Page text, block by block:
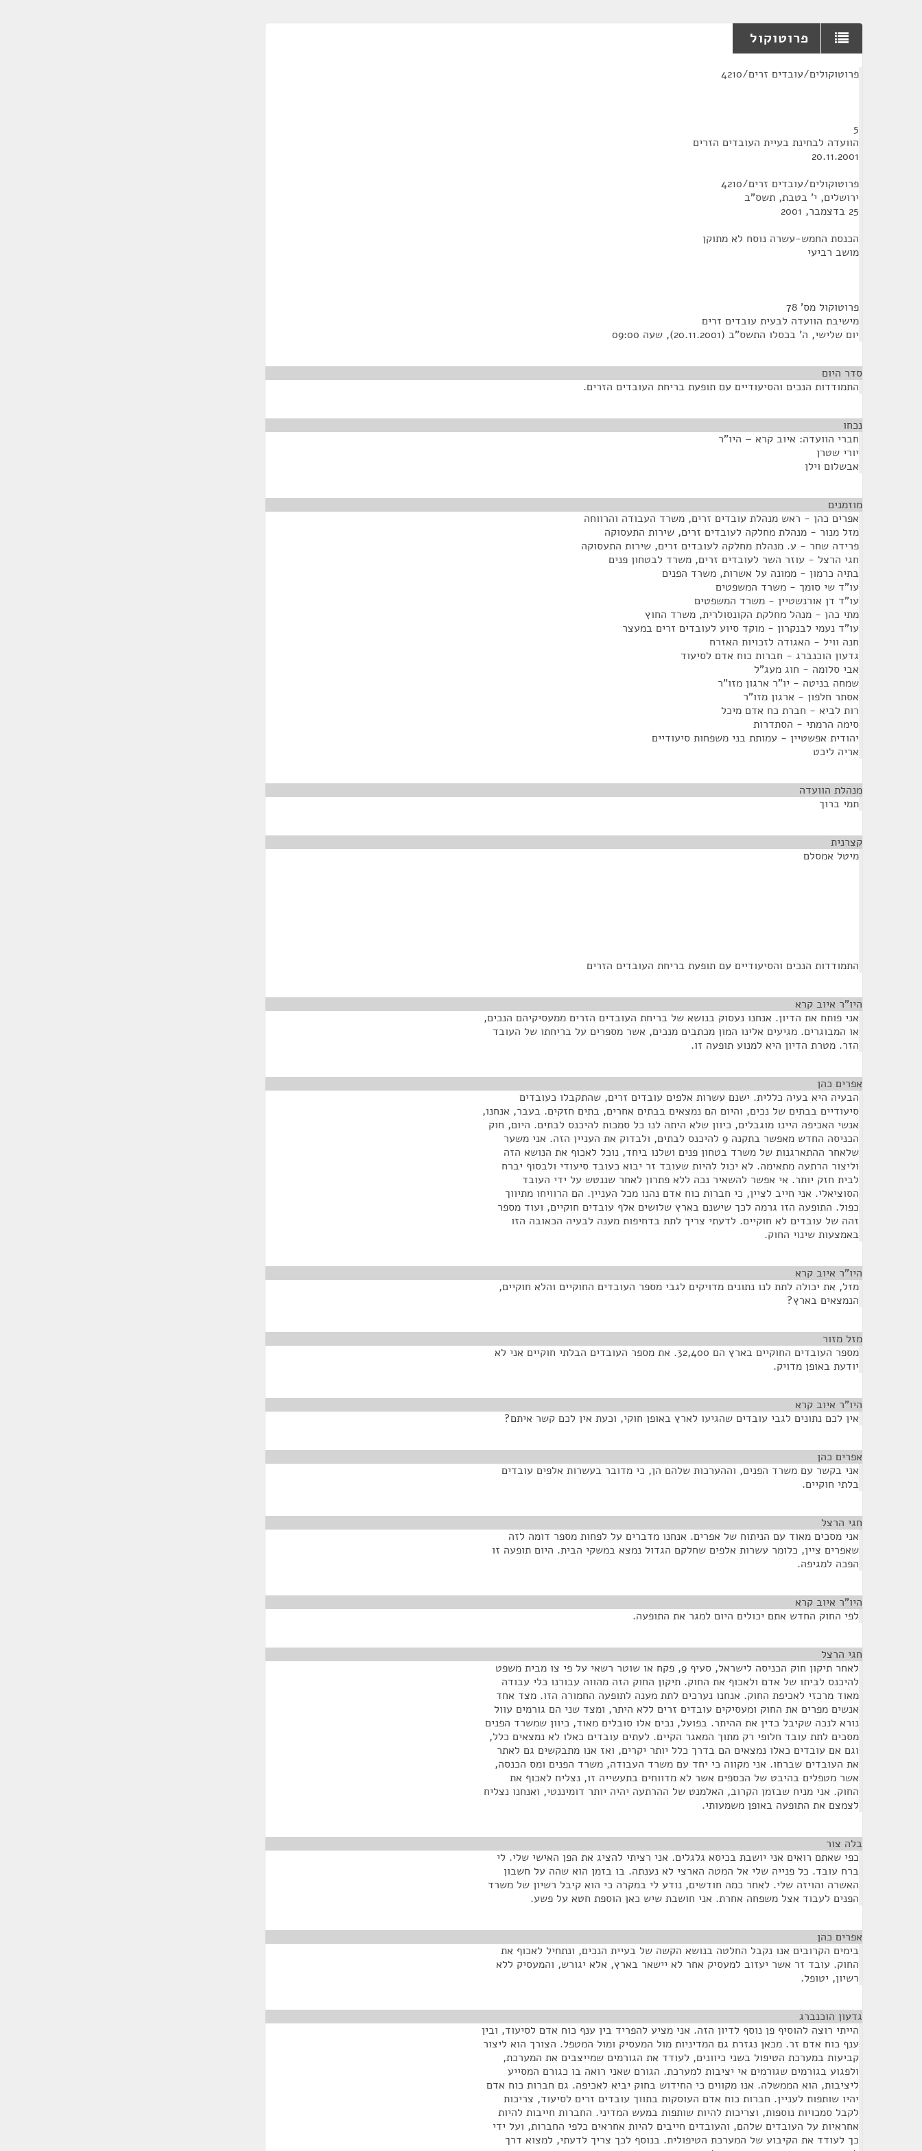
פרוטוקול
פרוטוקולים/עובדים זרים/4210
5
הוועדה לבחינת בעיית העובדים הזרים
20.11.2001
פרוטוקולים/עובדים זרים/4210
ירושלים, י' בטבת, תשס"ב
25 בדצמבר, 2001
הכנסת החמש-עשרה נוסח לא מתוקן
מושב רביעי
פרוטוקול מס' 78
מישיבת הוועדה לבעית עובדים זרים
יום שלישי, ה' בכסלו התשס"ב (20.11.2001), שעה 09:00
סדר היום
התמודדות הנכים והסיעודיים עם תופעת בריחת העובדים הזרים.
נכחו
חברי הוועדה: איוב קרא – היו"ר
יורי שטרן
אבשלום וילן
מוזמנים
אפרים כהן - ראש מנהלת עובדים זרים, משרד העבודה והרווחה
מזל מנור - מנהלת מחלקה לעובדים זרים, שירות התעסוקה
פרידה שחר - ע. מנהלת מחלקה לעובדים זרים, שירות התעסוקה
חגי הרצל - עוזר השר לעובדים זרים, משרד לבטחון פנים
בתיה כרמון - ממונה על אשרות, משרד הפנים
עו"ד שי סומך - משרד המשפטים
עו"ד דן אורנשטיין - משרד המשפטים
מתי כהן - מנהל מחלקת הקונסולרית, משרד החוץ
עו"ד נעמי לבנקרון - מוקד סיוע לעובדים זרים במעצר
חנה וויל - האגודה לזכויות האזרח
גדעון הוכנברג - חברות כוח אדם לסיעוד
אבי סלומה - חוג מעג"ל
שמחה בניטה - יו"ר ארגון מזו"ר
אסתר חלפון - ארגון מזו"ר
רות לביא - חברת כח אדם מיכל
סימה הרמתי - הסתדרות
יהודית אפשטיין - עמותת בני משפחות סיעודיים
אריה ליכט
מנהלת הוועדה
תמי ברוך
קצרנית
מיטל אמסלם
התמודדות הנכים והסיעודיים עם תופעת בריחת העובדים הזרים
היו”ר איוב קרא
אני פותח את הדיון. אנחנו נעסוק בנושא של בריחת העובדים הזרים ממעסיקיהם הנכים,
או המבוגרים. מגיעים אלינו המון מכתבים מנכים, אשר מספרים על בריחתו של העובד
הזר. מטרת הדיון היא למנוע תופעה זו.
אפרים כהן
הבעיה היא בעיה כללית. ישנם עשרות אלפים עובדים זרים, שהתקבלו כעובדים
סיעודיים בבתים של נכים, והיום הם נמצאים בבתים אחרים, בתים חזקים. בעבר, אנחנו,
אנשי האכיפה היינו מוגבלים, כיוון שלא היתה לנו כל סמכות להיכנס לבתים. היום, חוק
הכניסה החדש מאפשר בתקנה 9 להיכנס לבתים, ולבדוק את העניין הזה. אני משער
שלאחר ההתארגנות של משרד בטחון פנים ושלנו ביחד, נוכל לאכוף את הנושא הזה
וליצור הרתעה מתאימה. לא יכול להיות שעובד זר יבוא כעובד סיעודי ולבסוף יברח
לבית חזק יותר. אי אפשר להשאיר נכה ללא פתרון לאחר שננטש על ידי העובד
הסוציאלי. אני חייב לציין, כי חברות כוח אדם נהנו מכל העניין. הם הרוויחו מתיווך
כפול. התופעה הזו גרמה לכך שישנם בארץ שלושים אלף עובדים חוקיים, ועוד מספר
זהה של עובדים לא חוקיים. לדעתי צריך לתת בדחיפות מענה לבעיה הכאובה הזו
באמצעות שינוי החוק.
היו”ר איוב קרא
מזל, את יכולה לתת לנו נתונים מדויקים לגבי מספר העובדים החוקיים והלא חוקיים,
הנמצאים בארץ?
מזל מזור
מספר העובדים החוקיים בארץ הם 32,400. את מספר העובדים הבלתי חוקיים אני לא
יודעת באופן מדויק.
היו”ר איוב קרא
אין לכם נתונים לגבי עובדים שהגיעו לארץ באופן חוקי, וכעת אין לכם קשר איתם?
אפרים כהן
אני בקשר עם משרד הפנים, וההערכות שלהם הן, כי מדובר בעשרות אלפים עובדים
בלתי חוקיים.
חגי הרצל
אני מסכים מאוד עם הניתוח של אפרים. אנחנו מדברים על לפחות מספר דומה לזה
שאפרים ציין, כלומר עשרות אלפים שחלקם הגדול נמצא במשקי הבית. היום תופעה זו
הפכה למגיפה.
היו”ר איוב קרא
לפי החוק החדש אתם יכולים היום למגר את התופעה.
חגי הרצל
לאחר תיקון חוק הכניסה לישראל, סעיף 9, פקח או שוטר רשאי על פי צו מבית משפט
להיכנס לביתו של אדם ולאכוף את החוק. תיקון החוק הזה מהווה עבורנו כלי עבודה
מאוד מרכזי לאכיפת החוק. אנחנו נערכים לתת מענה לתופעה החמורה הזו. מצד אחד
אנשים מפרים את החוק ומעסיקים עובדים זרים ללא היתר, ומצד שני הם גורמים עוול
נורא לנכה שקיבל כדין את ההיתר. בפועל, נכים אלו סובלים מאוד, כיוון שמשרד הפנים
מסכים לתת עובד חלופי רק מתוך המאגר הקיים. לעתים עובדים כאלו לא נמצאים כלל,
וגם אם עובדים כאלו נמצאים הם בדרך כלל יותר יקרים, ואז אנו מתבקשים גם לאתר
את העובדים שברחו. אני מקווה כי יחד עם משרד העבודה, משרד הפנים ומס הכנסה,
אשר מטפלים בהיבט של הכספים אשר לא מדווחים בתעשייה זו, נצליח לאכוף את
החוק. אני מניח שבזמן הקרוב, האלמנט של ההרתעה יהיה יותר דומיננטי, ואנחנו נצליח
לצמצם את התופעה באופן משמעותי.
בלה צור
כפי שאתם רואים אני יושבת בכיסא גלגלים. אני רציתי להציג את הפן האישי שלי. לי
ברח עובד. כל פנייה שלי אל המטה הארצי לא נענתה. בו בזמן הוא שהה על חשבון
האשרה והויזה שלי. לאחר כמה חודשים, נודע לי במקרה כי הוא קיבל רשיון של משרד
הפנים לעבוד אצל משפחה אחרת. אני חושבת שיש כאן הוספת חטא על פשע.
אפרים כהן
בימים הקרובים אנו נקבל החלטה בנושא הקשה של בעיית הנכים, ונתחיל לאכוף את
החוק. עובד זר אשר יעזוב למעסיק אחר לא יישאר בארץ, אלא יגורש, והמעסיק ללא
רשיון, יטופל.
גדעון הוכנברג
הייתי רוצה להוסיף פן נוסף לדיון הזה. אני מציע להפריד בין ענף כוח אדם לסיעוד, ובין
ענף כוח אדם זר. מכאן נגזרת גם המדיניות מול המעסיק ומול המטפל. הצורך הוא ליצור
קביעות במערכת הטיפול בשני כיוונים, לעודד את הגורמים שמייצבים את המערכת,
ולפגוע בגורמים שגורמים אי יציבות למערכת. הגורם שאני רואה בו כגורם המסייע
ליציבות, הוא הממשלה. אנו מקווים כי החידוש בחוק יביא לאכיפה. גם חברות כוח אדם
יהיו שותפות לעניין. חברות כוח אדם העוסקות בתווך עובדים זרים לסיעוד, צריכות
לקבל סמכויות נוספות, וצריכות להיות שותפות במעש המדיני. החברות חייבות להיות
אחראיות על העובדים שלהם, והעובדים חייבים להיות אחראים כלפי החברות, ועל ידי
כך לעודד את הקיבוע של המערכת הטיפולית. בנוסף לכך צריך לדעתי, למצוא דרך